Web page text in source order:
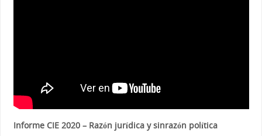
Informe CIE 2020 – Razón jurídica y sinrazón política